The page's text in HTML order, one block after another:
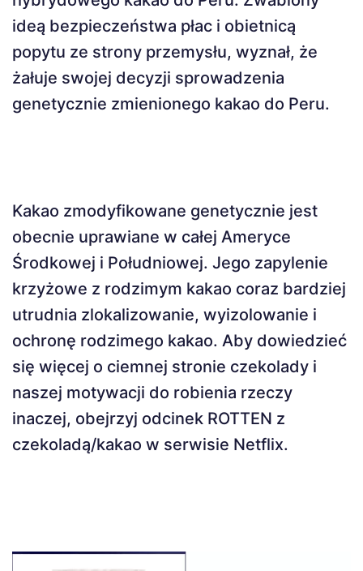
ideą bezpieczeństwa płac i obietnicą
popytu ze strony przemysłu, wyznał, że
żałuje swojej decyzji sprowadzenia
genetycznie zmienionego kakao do Peru.
Kakao zmodyfikowane genetycznie jest
obecnie uprawiane w całej Ameryce
Środkowej i Południowej. Jego zapylenie
krzyżowe z rodzimym kakao coraz bardziej
utrudnia zlokalizowanie, wyizolowanie i
ochronę rodzimego kakao. Aby dowiedzieć
się więcej o ciemnej stronie czekolady i
naszej motywacji do robienia rzeczy
inaczej, obejrzyj odcinek ROTTEN z
czekoladą/kakao w serwisie Netflix.